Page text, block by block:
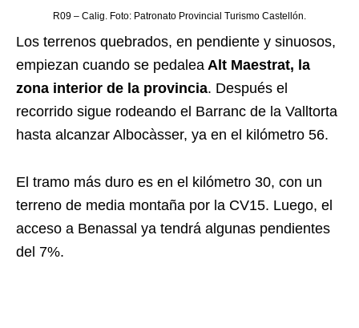
R09 – Calig. Foto: Patronato Provincial Turismo Castellón
Los terrenos quebrados, en pendiente y sinuosos,
empiezan cuando se pedalea Alt Maestrat, la
zona interior de la provincia. Después el
recorrido sigue rodeando el Barranc de la Valltorta
hasta alcanzar Albocàsser, ya en el kilómetro 56.
El tramo más duro es en el kilómetro 30, con un
terreno de media montaña por la CV15. Luego, el
acceso a Benassal ya tendrá algunas pendientes
del 7%.